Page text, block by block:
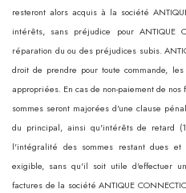
resteront alors acquis à la société
intérêts, sans préjudice pour ANTIQUE
réparation du ou des préjudices subis.
droit de prendre pour toute commande,
appropriées. En cas de non-paiement de
sommes seront majorées d'une clause
du principal, ainsi qu'intérêts de retard
l'intégralité des sommes restant dues et
exigible, sans qu'il soit utile d'effectuer
factures de la société ANTIQUE